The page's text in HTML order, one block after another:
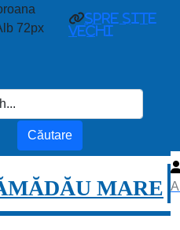
spre site
vechi
MARE